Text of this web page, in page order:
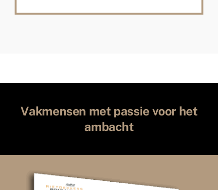
Vakmensen met passie voor het
ambacht